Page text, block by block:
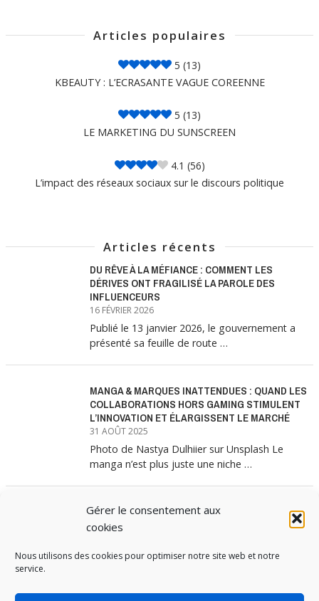
Gérer le consentement aux
cookies
Nous utilisons des cookies pour optimiser notre site web et notre
service.
Articles populaires
5 (13)
KBEAUTY : L’ECRASANTE VAGUE COREENNE
5 (13)
LE MARKETING DU SUNSCREEN
4.1 (56)
L’impact des réseaux sociaux sur le discours politique
Articles récents
DU RÊVE À LA MÉFIANCE : COMMENT LES
DÉRIVES ONT FRAGILISÉ LA PAROLE DES
INFLUENCEURS
16 FÉVRIER 2026
Publié le 13 janvier 2026, le gouvernement a
présenté sa feuille de route …
MANGA & MARQUES INATTENDUES : QUAND LES
COLLABORATIONS HORS GAMING STIMULENT
L’INNOVATION ET ÉLARGISSENT LE MARCHÉ
31 AOÛT 2025
Photo de Nastya Dulhiier sur Unsplash Le
manga n’est plus juste une niche …
MANGA & MARQUES : ANATOMIE D’UNE
ALLIANCE MARKETING GAGNANTE
Les interminables files d’attente devant les